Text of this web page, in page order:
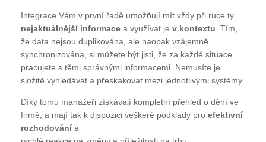
Integrace Vám v první řadě umožňují mít vždy při ruce ty
nejaktuálnější informace a využívat je v kontextu. Tím,
že data nejsou duplikována, ale naopak vzájemně
synchronizována, si můžete být jisti, že za každé situace
pracujete s těmi správnými informacemi. Nemusíte je
složitě vyhledávat a přeskakovat mezi jednotlivými systémy.
Díky tomu manažeři získávají kompletní přehled o dění ve
firmě, a mají tak k dispozici veškeré podklady pro efektivní
rozhodování a